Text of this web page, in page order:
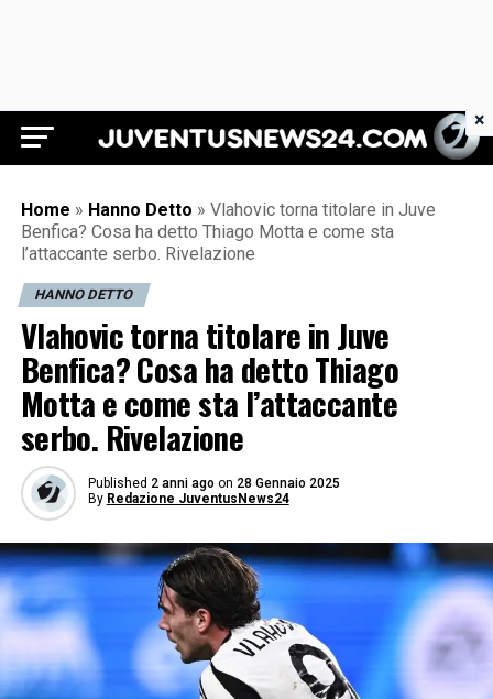
Juventus News 24
Home » Hanno Detto » Vlahovic torna titolare in Juve
Benfica? Cosa ha detto Thiago Motta e come sta
l’attaccante serbo. Rivelazione
HANNO DETTO
Vlahovic torna titolare in Juve
Benfica? Cosa ha detto Thiago
Motta e come sta l’attaccante
serbo. Rivelazione
Published 2 anni ago on 28 Gennaio 2025
By Redazione JuventusNews24
×